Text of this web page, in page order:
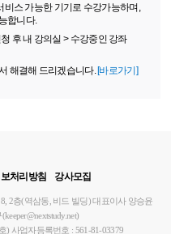
스 가능한 기기로 수강가능하며,
합니다.
후 내 강의실 > 수강중인 강좌
해결해 드리겠습니다.[바로가기]
처리방침 강사모집
2층(역삼동, 비드 빌딩)대표이사 양승윤
) 사업자등록번호 : 561-81-03379